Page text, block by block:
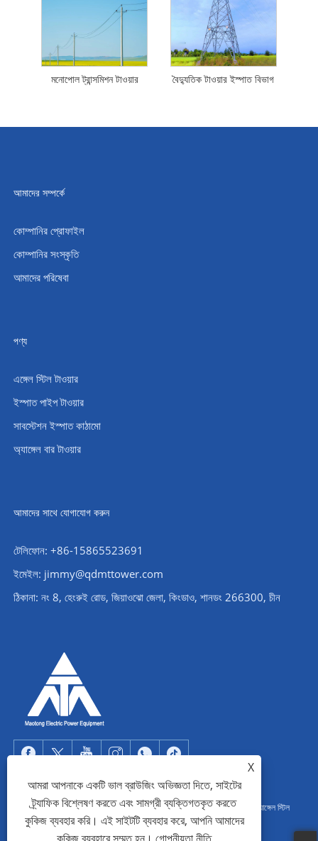
মনোপোল ট্রান্সমিশন টাওয়ার বৈদ্যুতিক টাওয়ার ইস্পাত বিভাগ
আমাদের সম্পর্কে
কোম্পানির প্রোফাইল
কোম্পানির সংস্কৃতি
আমাদের পরিষেবা
পণ্য
এঙ্গেল স্টিল টাওয়ার
ইস্পাত পাইপ টাওয়ার
সাবস্টেশন ইস্পাত কাঠামো
অ্যাঙ্গেল বার টাওয়ার
আমাদের সাথে যোগাযোগ করুন
টেলিফোন: +86-15865523691
ইমেইল: jimmy@qdmttower.com
ঠিকানা: নং 8, হেংরুই রোড, জিয়াওঝো জেলা, কিংডাও, শানডং 266300, চীন
কপিরাইট © 2022 Qingdao Maotong Power Equipment Co., Ltd. - অ্যাঙ্গেল স্টিল
টাওয়ার, সাবস্টেশন স্টিল স্ট্রাকচার, স্টিল পাইপ টাওয়ার - সর্বস্বত্ব সংরক্ষিত৷
X
আমরা আপনাকে একটি ভাল ব্রাউজিং অভিজ্ঞতা দিতে, সাইটের
ট্র্যাফিক বিশ্লেষণ করতে এবং সামগ্রী ব্যক্তিগতকৃত করতে
কুকিজ ব্যবহার করি। এই সাইটটি ব্যবহার করে, আপনি আমাদের